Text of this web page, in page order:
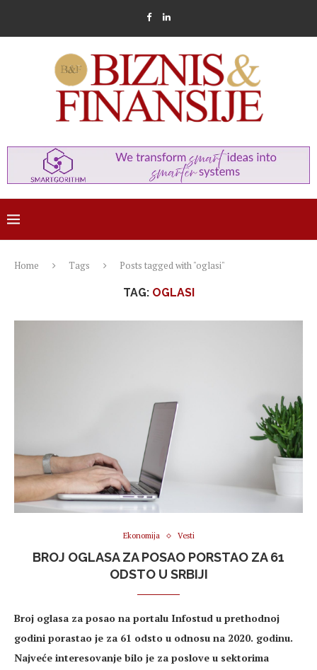
Home Tags Posts tagged with "oglasi"
TAG: OGLASI
Ekonomija Vesti
BROJ OGLASA ZA POSAO PORSTAO ZA 61
ODSTO U SRBIJI
Broj oglasa za posao na portalu Infostud u prethodnoj
godini porastao je za 61 odsto u odnosu na 2020. godinu.
Najveće interesovanje bilo je za poslove u sektorima